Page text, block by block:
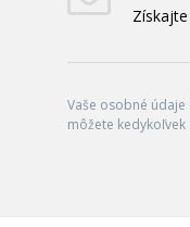
Vaše osobné
môžete